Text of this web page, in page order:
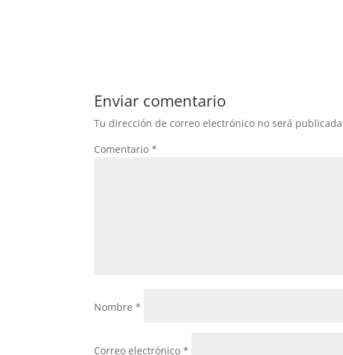
Enviar comentario
Tu dirección de correo electrónico no será
Comentario*
Nombre*
Correo electrónico*